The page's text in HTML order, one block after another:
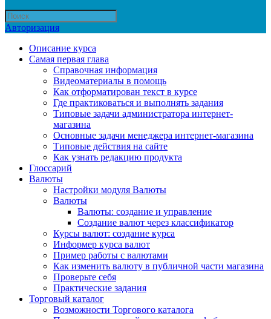
Авторизация
Описание курса
Самая первая глава
Справочная информация
Видеоматериалы в помощь
Как отформатирован текст в курсе
Где практиковаться и выполнять задания
Типовые задачи администратора интернет-
магазина
Основные задачи менеджера интернет-магазина
Типовые действия на сайте
Как узнать редакцию продукта
Глоссарий
Валюты
Настройки модуля Валюты
Валюты
Валюты: создание и управление
Создание валют через классификатор
Курсы валют: создание курса
Информер курса валют
Пример работы с валютами
Как изменить валюту в публичной части магазина
Проверьте себя
Практические задания
Торговый каталог
Возможности Торгового каталога